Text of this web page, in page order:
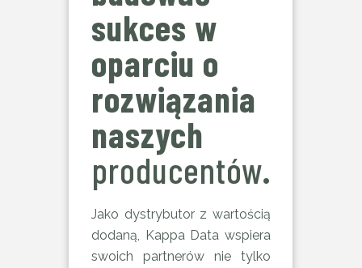
sukces w
oparciu o
rozwiązania
naszych
producentów.
Jako dystrybutor z wartością
dodaną, Kappa Data wspiera
swoich partnerów nie tylko